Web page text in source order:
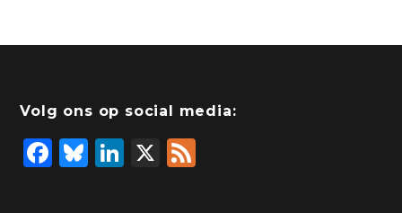
Volg ons op social media:
F
Bl
Li
X